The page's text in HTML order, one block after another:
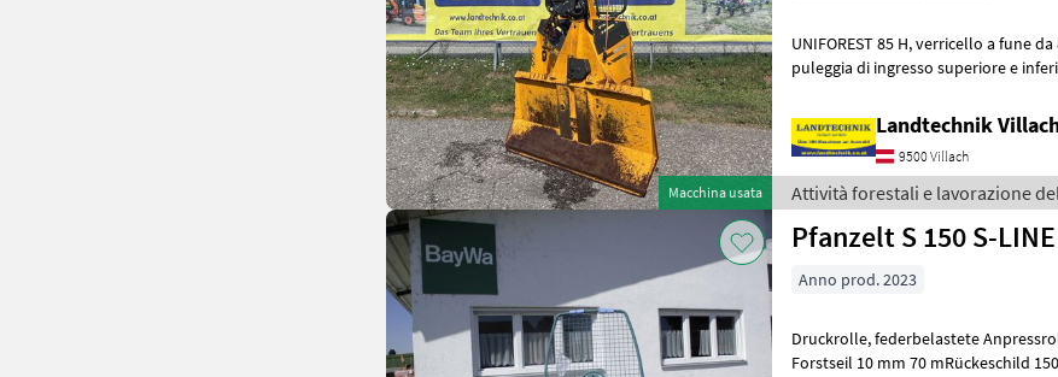
Macchina usata
UNIFOREST 85 H, verricello a fune da 8, 5 t con comando radio, con
puleggia di ingresso superiore e inferiore, espulsore della
Landtechnik
9500 Villach
Attività forestali e lavorazione
Anno prod. 2023
Druckrolle, federbelastete Anpressrolle pro Trommel MonoSpezial-
Forstseil 10 mm 70 mRückeschild 1500 mm, Schutzgitter ,